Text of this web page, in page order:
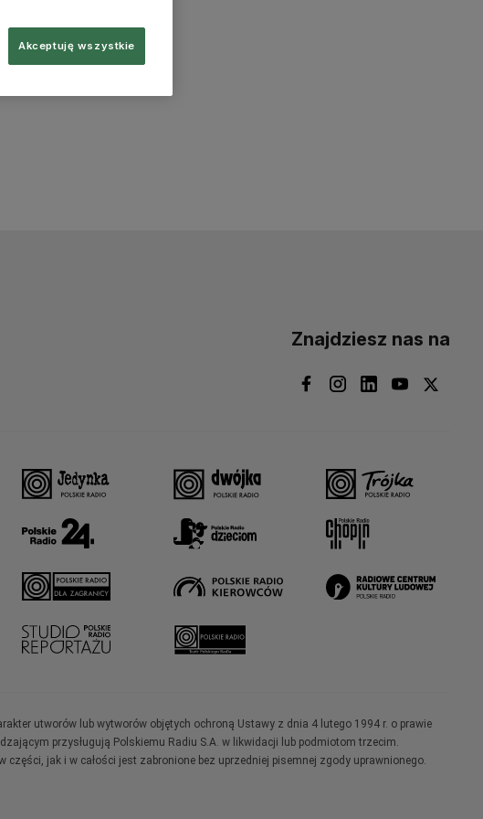
Znajdziesz nas na
utworów lub wytworów objętych ochroną Ustawy z dnia 4 lutego 1994 r. o prawie
przysługują Polskiemu Radiu S.A. w likwidacji lub podmiotom trzecim.
jak i w całości jest zabronione bez uprzedniej pisemnej zgody uprawnionego.
Akceptuję wszystkie